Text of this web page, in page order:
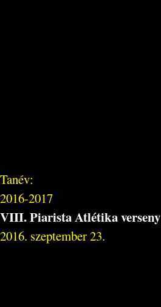
Tanév:
2016-2017
VIII. Piarista Atlétika verseny
2016. szeptember 23.